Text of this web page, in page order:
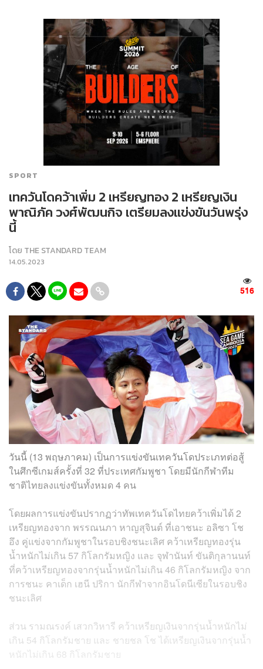
SPORT
เทควันโดคว้าเพิ่ม 2 เหรียญทอง 2 เหรียญเงิน
พาณิภัค วงศ์พัฒนกิจ เตรียมลงแข่งขันวันพรุ่ง
นี้
โดย THE STANDARD TEAM
14.05.2023
516
วันนี้ (13 พฤษภาคม) เป็นการแข่งขันเทควันโดประเภทต่อสู้
ในศึกซีเกมส์ครั้งที่ 32 ที่ประเทศกัมพูชา โดยมีนักกีฬาทีม
ชาติไทยลงแข่งขันทั้งหมด 4 คน
โดยผลการแข่งขันปรากฏว่าทัพเทควันโดไทยคว้าเพิ่มได้ 2
เหรียญทองจาก พรรณนภา หาญสุจินต์ ที่เอาชนะ อลิซา โช
อึง คู่แข่งจากกัมพูชาในรอบชิงชนะเลิศ คว้าเหรียญทองรุ่น
น้ำหนักไม่เกิน 57 กิโลกรัมหญิง และ จุฬานันท์ ขันติกุลานนท์
ที่คว้าเหรียญทองจากรุ่นน้ำหนักไม่เกิน 46 กิโลกรัมหญิง จาก
การชนะ คาเด็ก เฮนี ปริกา นักกีฬาจากอินโดนีเซียในรอบชิง
ชนะเลิศ
ส่วน รามณรงค์ เสวกวิหารี คว้าเหรียญเงินจากรุ่นน้ำหนักไม่
เกิน 54 กิโลกรัมชาย และ ชายชล โช ได้เหรียญเงินจากรุ่นน้ำ
หนักไม่เกิน 68 กิโลกรัมชาย